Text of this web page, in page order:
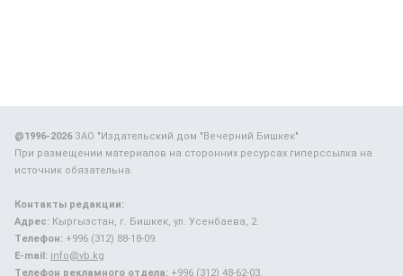
@1996-2026ЗАО "Издательский дом "Вечерний Бишкек"
При размещении материалов на сторонних ресурсах гиперссылка на
источник обязательна.
Контакты редакции:
Адрес: Кыргызстан, г. Бишкек, ул. Усенбаева, 2.
Телефон: +996 (312) 88-18-09.
E-mail: info@vb.kg
Телефон рекламного отдела: +996 (312) 48-62-03.